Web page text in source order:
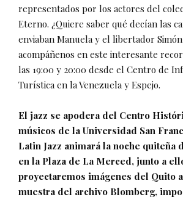
representados por los actores del
Eterno. ¿Quiere saber qué decían las
enviaban Manuela y el libertador
acompáñenos en este interesante
las 19:00 y 20:00 desde el Centro de
Turística en la Venezuela y Espejo.
El jazz se apodera del Centro
músicos de la Universidad San
Latin Jazz animará la noche quiteña
en la Plaza de La Merced, junto a
proyectaremos imágenes del Quito
muestra del archivo Blomberg,